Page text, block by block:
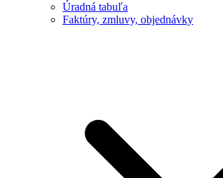
Úradná tabuľa
Faktúry, zmluvy, objednávky